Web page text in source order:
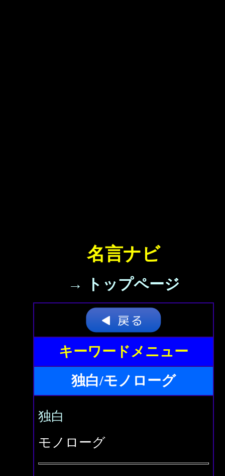
名言ナビ
→ トップページ
キーワードメニュー
独白/モノローグ
独白
モノローグ